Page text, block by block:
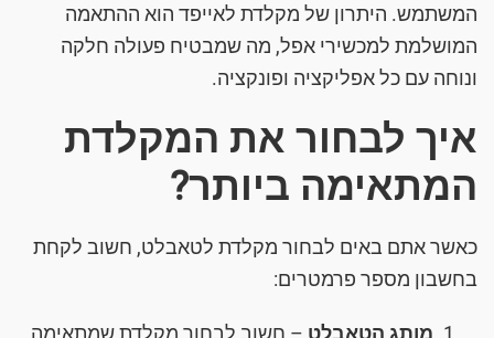
המשתמש. היתרון של מקלדת לאייפד הוא ההתאמה
המושלמת למכשירי אפל, מה שמבטיח פעולה חלקה
ונוחה עם כל אפליקציה ופונקציה.
איך לבחור את המקלדת
המתאימה ביותר?
כאשר אתם באים לבחור מקלדת לטאבלט, חשוב לקחת
בחשבון מספר פרמטרים: